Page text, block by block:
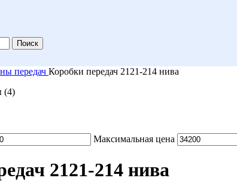
Поиск
передач Коробки передач 2121-214 нива
(4)
Максимальная цена
2121-214 нива